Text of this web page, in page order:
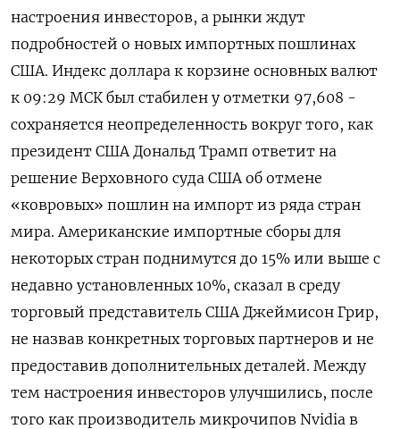
настроения инвесторов, а рынки ждут
подробностей о новых импортных пошлинах
США. Индекс ‌доллара к корзине основных валют
к 09:29 МСК был стабилен у отметки 97,608 -
сохраняется неопределенность вокруг того, как
президент США Дональд Трамп ответит на
решение Верховного суда США об отмене
«ковровых» ​пошлин на импорт из ряда стран ​
мира. Американские импортные сборы для ​
некоторых стран ⁠поднимутся до 15% или выше с
недавно установленных 10%, сказал ‌в среду
торговый представитель США Джеймисон Грир,
‌не назвав конкретных торговых партнеров и не
предоставив дополнительных деталей. Между
тем настроения инвесторов улучшились, после ​
того как производитель микрочипов Nvidia в